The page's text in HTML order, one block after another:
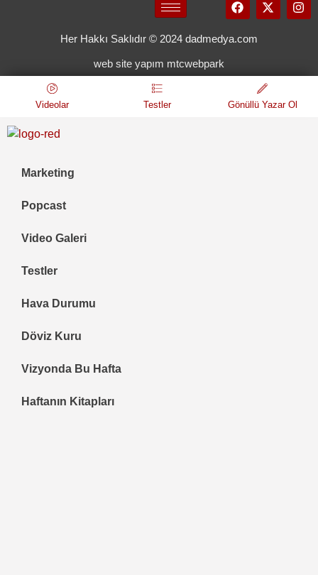
Her Hakkı Saklıdır © 2024 dadmedya.com
web site yapım mtcwebpark
Videolar Testler Gönüllü Yazar Ol
Marketing
Popcast
Video Galeri
Testler
Hava Durumu
Döviz Kuru
Vizyonda Bu Hafta
Haftanın Kitapları